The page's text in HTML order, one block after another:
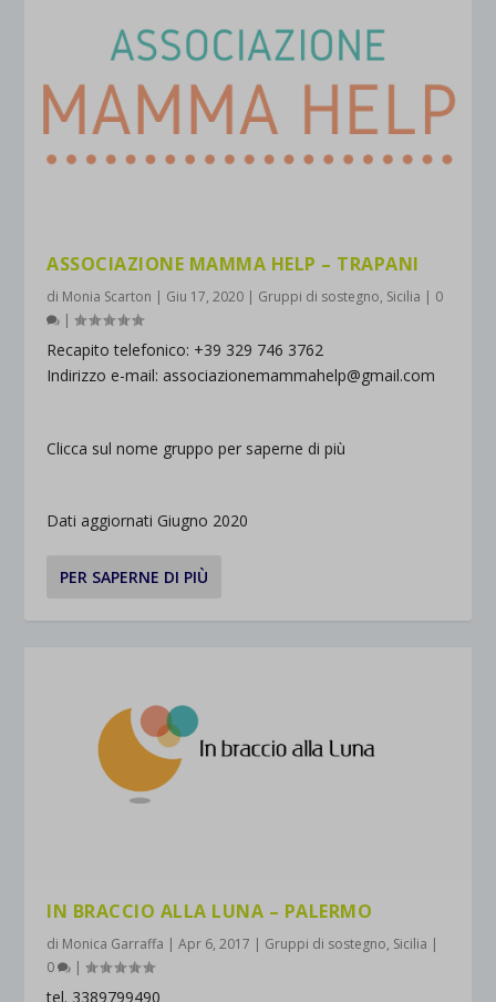
ASSOCIAZIONE MAMMA HELP – TRAPANI
di Monia Scarton | Giu 17, 2020 | Gruppi di sostegno, Sicilia | 0
|
Recapito telefonico: +39 329 746 3762
Indirizzo e-mail: associazionemammahelp@gmail.com
Clicca sul nome gruppo per saperne di più
Dati aggiornati Giugno 2020
PER SAPERNE DI PIÙ
IN BRACCIO ALLA LUNA – PALERMO
di Monica Garraffa |Apr 6, 2017 | Gruppi di sostegno, Sicilia |
0
|
tel. 3389799490